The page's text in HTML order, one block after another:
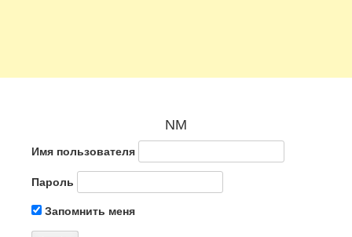
NM
Имя пользователя
Пароль
Запомнить меня